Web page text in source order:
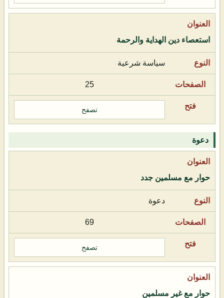
استعصاء دين الهداية والرحمة
سياسة شرعية
25
تصفح
دعوة
حوار مع مسلمين جدد
دعوة
69
تصفح
حوار مع غير مسلمين